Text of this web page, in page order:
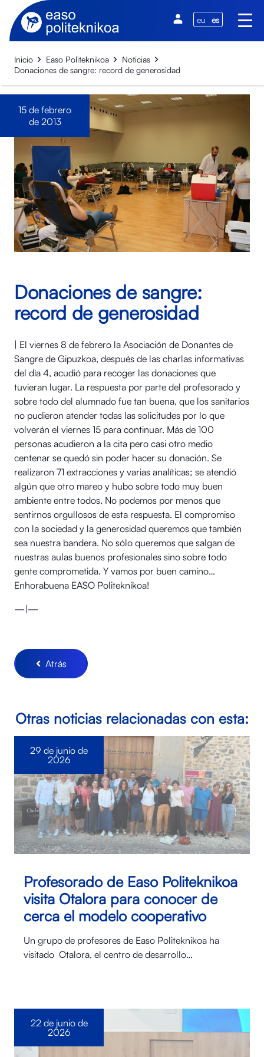
eu es
Inicio Easo Politeknikoa
Noticias
Donaciones de sangre: record de generosidad
15 de febrero
de 2013
Donaciones de sangre:
record de generosidad
| El viernes 8 de febrero la Asociación de Donantes de
Sangre de Gipuzkoa, después de las charlas informativas
del día 4, acudió para recoger las donaciones que
tuvieran lugar. La respuesta por parte del profesorado y
sobre todo del alumnado fue tan buena, que los sanitarios
no pudieron atender todas las solicitudes por lo que
volverán el viernes 15 para continuar. Más de 100
personas acudieron a la cita pero casi otro medio
centenar se quedó sin poder hacer su donación. Se
realizaron 71 extracciones y varias analíticas; se atendió
algún que otro mareo y hubo sobre todo muy buen
ambiente entre todos. No podemos por menos que
sentirnos orgullosos de esta respuesta. El compromiso
con la sociedad y la generosidad queremos que también
sea nuestra bandera. No sólo queremos que salgan de
nuestras aulas buenos profesionales sino sobre todo
gente comprometida. Y vamos por buen camino…
Enhorabuena EASO Politeknikoa!
—|—
Atrás
Otras noticias relacionadas con esta:
Profesorado de Easo Politeknikoa
visita Otalora para conocer de
cerca el modelo cooperativo
Un grupo de profesores de Easo Politeknikoa ha
visitado Otalora⁠, el centro de desarrollo…
29 de junio de
2026
22 de junio de
2026